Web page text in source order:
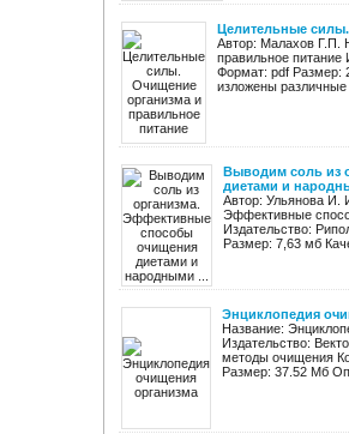
Целительные
Автор: Малахов Г.П.
правильное
Формат: pdf Размер:
изложены
Выводим соль из
диетами и
Автор: Ульянова И.
Эффективные
Издательство:
Размер: 7,63 мб
Энциклопедия
Название:
Издательство:
методы очищения
Размер: 37.52 Мб